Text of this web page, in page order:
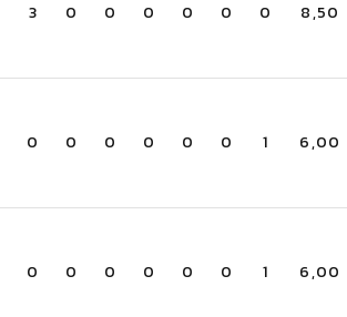
3 0 0 0 0 0 0 8,50
0 0 0 0 0 0 1 6,00
0 0 0 0 0 0 1 6,00